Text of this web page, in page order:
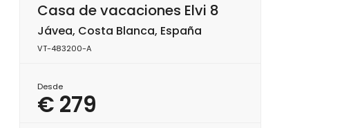
Casa de vacaciones Elvi 8
Jávea, Costa Blanca, España
VT-483200-A
Desde
€ 279